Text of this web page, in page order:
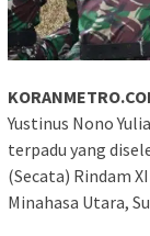
Yustinus Nono
terpadu yang
(Secata) Rindam
Minahasa Utara,